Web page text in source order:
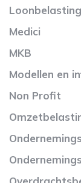
Loonbelasting
Medici
MKB
Modellen en
Non Profit